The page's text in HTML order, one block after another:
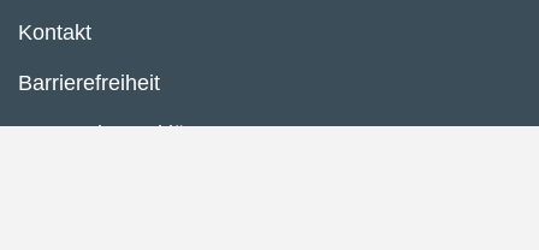
Kontakt
Barrierefreiheit
Datenschutzerklärung